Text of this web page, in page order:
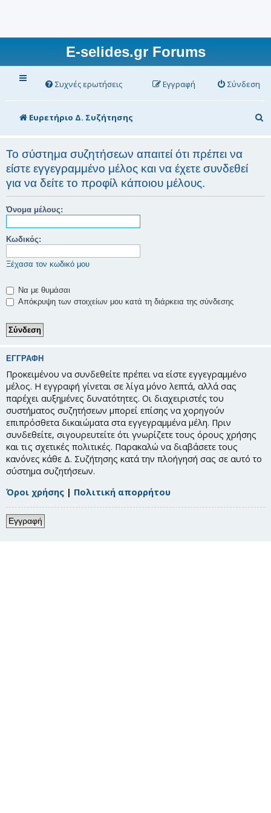
E-selides.gr Forums
Συχνές ερωτήσεις Σύνδεση
Εγγραφή
Ευρετήριο Δ. Συζήτησης
ν
Το σύστημα συζητήσεων απαιτεί ότι πρέπει να
είστε εγγεγραμμένο μέλος και να έχετε συνδεθεί
για να δείτε το προφίλ κάποιου μέλους.
Όνομα μέλους:
Κωδικός:
Ξέχασα τον κωδικό μου
Να με θυμάσαι
Απόκρυψη των στοιχείων μου κατά τη διάρκεια της σύνδεσης
ΕΓΓΡΑΦΉ
Προκειμένου να συνδεθείτε πρέπει να είστε εγγεγραμμένο
μέλος. Η εγγραφή γίνεται σε λίγα μόνο λεπτά, αλλά σας
παρέχει αυξημένες δυνατότητες. Οι διαχειριστές του
συστήματος συζητήσεων μπορεί επίσης να χορηγούν
επιπρόσθετα δικαιώματα στα εγγεγραμμένα μέλη. Πριν
συνδεθείτε, σιγουρευτείτε ότι γνωρίζετε τους όρους χρήσης
και τις σχετικές πολιτικές. Παρακαλώ να διαβάσετε τους
κανόνες κάθε Δ. Συζήτησης κατά την πλοήγησή σας σε αυτό το
σύστημα συζητήσεων.
Όροι χρήσης | Πολιτική απορρήτου
Εγγραφή